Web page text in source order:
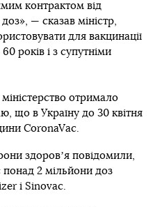
контрактом від
— сказав міністр,
для вакцинації
років і з супутніми
отримало
що в Україну до 30 квітня
CoronaVac.
здоровʼя повідомили,
понад 2 мільйони доз
і Sinovac.